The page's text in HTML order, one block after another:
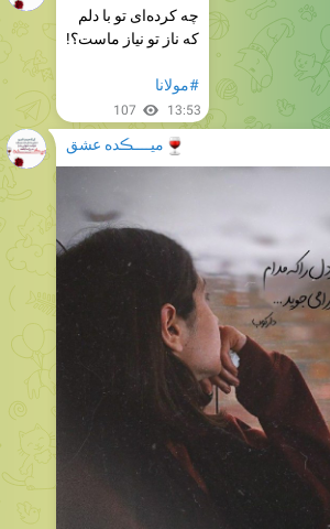
چه کرده‌ای تو با دلم
که ناز تو نیاز ماست؟!
#مولانا
107 13:53
🍷میــــڪده عشق